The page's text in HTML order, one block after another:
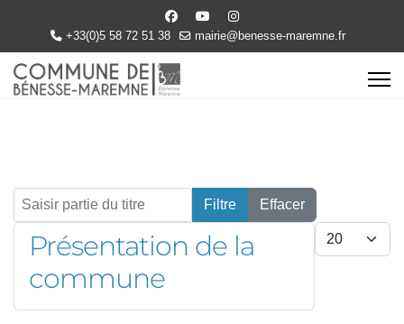
+33(0)5 58 72 51 38 mairie@benesse-maremne.fr
Saisir partie du titre Filtre
Effacer
Afficher #
Présentation de la
commune